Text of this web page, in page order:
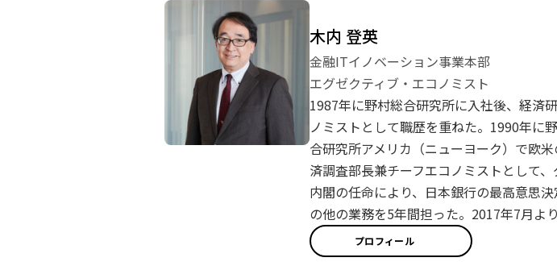
木内 登英
金融ITイノベーション事業本部
エグゼクティブ・エコノミスト
1987年に野村総合研究所に入社後、経済
ノミストとして職歴を重ねた。1990年に
合研究所アメリカ（ニューヨーク）で欧
済調査部長兼チーフエコノミストとして
内閣の任命により、日本銀行の最高意思
の他の業務を5年間担った。2017年7月より
プロフィール